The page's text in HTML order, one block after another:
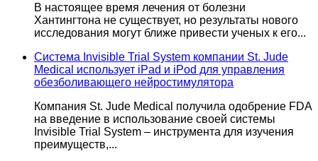
В настоящее время лечения от болезни
Хантингтона не существует, но результаты нового
исследования могут ближе привести ученых к его...
Система Invisible Trial System компании St. Jude
Medical использует iPad и iPod для управления
обезболивающего нейростимулятора
Компания St. Jude Medical получила одобрение FDA
на введение в использование своей системы
Invisible Trial System – инструмента для изучения
преимуществ,...